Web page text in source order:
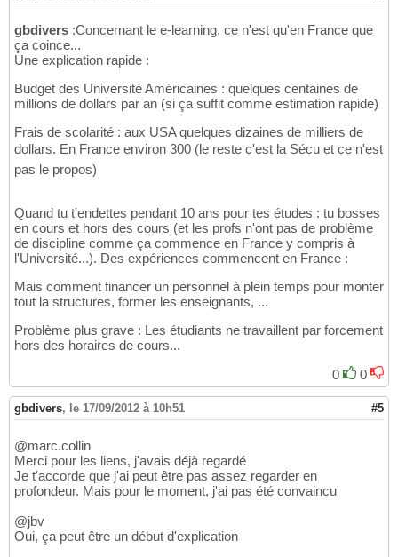
gbdivers :Concernant le e-learning, ce n'est qu'en France que
ça coince...
Une explication rapide :
Budget des Université Américaines : quelques centaines de
millions de dollars par an (si ça suffit comme estimation rapide)
Frais de scolarité : aux USA quelques dizaines de milliers de
dollars. En France environ 300 (le reste c'est la Sécu et ce n'est
pas le propos)
Quand tu t'endettes pendant 10 ans pour tes études : tu bosses
en cours et hors des cours (et les profs n'ont pas de problème
de discipline comme ça commence en France y compris à
l'Université...). Des expériences commencent en France :
Mais comment financer un personnel à plein temps pour monter
tout la structures, former les enseignants, ...
Problème plus grave : Les étudiants ne travaillent par forcement
hors des horaires de cours...
0
0
gbdivers, le 17/09/2012 à 10h51 #5
@marc.collin
Merci pour les liens, j'avais déjà regardé
Je t'accorde que j'ai peut être pas assez regarder en
profondeur. Mais pour le moment, j'ai pas été convaincu
@jbv
Oui, ça peut être un début d'explication